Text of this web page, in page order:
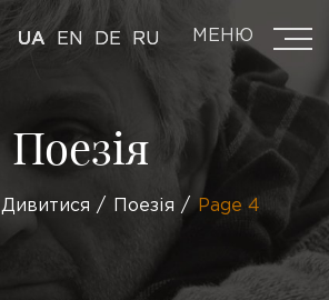
UA EN DE RU МЕНЮ
Поезія
Дивитися Поезія Page 4